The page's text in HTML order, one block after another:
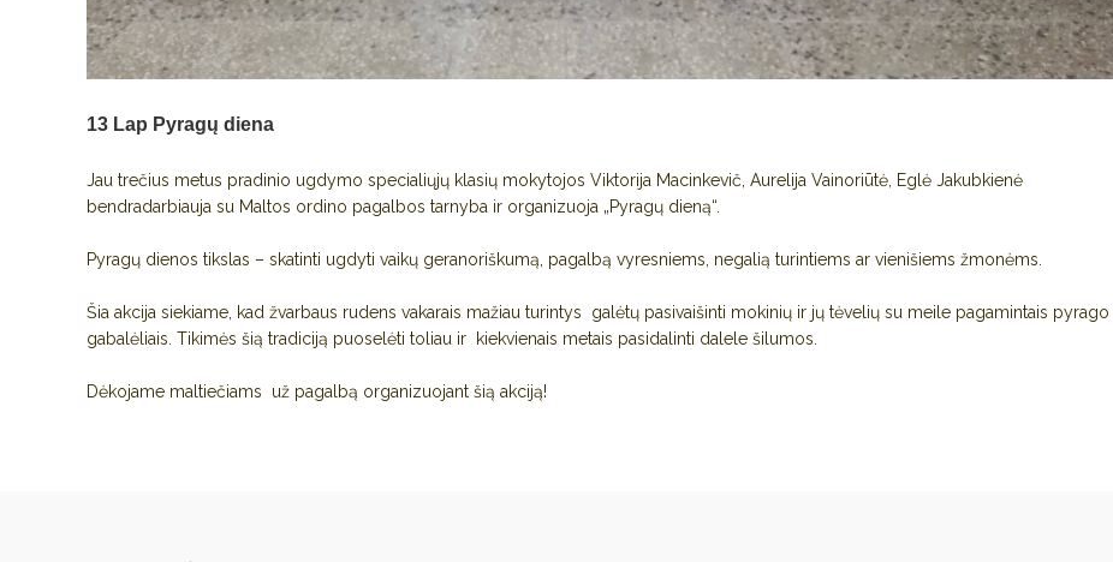
13 Lap Pyragų diena
Jau trečius metus pradinio ugdymo specialiųjų klasių mokytojos Viktorija Macinkevič, Aurelija Vainoriūtė, Eglė Jakubkienė
bendradarbiauja su Maltos ordino pagalbos tarnyba ir organizuoja „Pyragų dieną“.
Pyragų dienos tikslas – skatinti ugdyti vaikų geranoriškumą, pagalbą vyresniems, negalią turintiems ar vienišiems žmonėms.
Šia akcija siekiame, kad žvarbaus rudens vakarais mažiau turintys galėtų pasivaišinti mokinių ir jų tėvelių su meile pagamintais pyrago
gabalėliais. Tikimės šią tradiciją puoselėti toliau ir kiekvienais metais pasidalinti dalele šilumos.
Dėkojame maltiečiams už pagalbą organizuojant šią akciją!